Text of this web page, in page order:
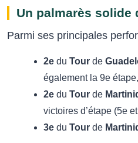
Un palmarès
Parmi ses principales
2e du Tour de
également la 9e étape,
2e du Tour de
victoires d’étape (5e
3e du Tour de